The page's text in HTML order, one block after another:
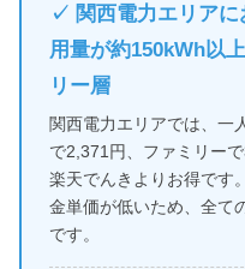
✓ 関西電力エリアに
用量が約150kWh以
リー層
関西電力エリアでは、一
で2,371円、ファミリー
楽天でんきよりお得です
金単価が低いため、全て
です。